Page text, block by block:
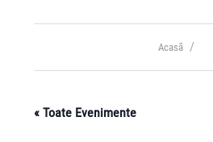
Acasă
« Toate Evenimente